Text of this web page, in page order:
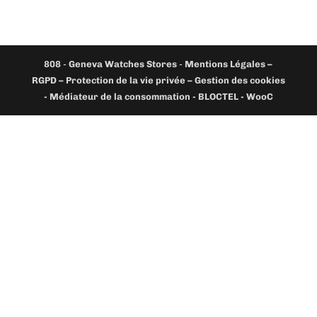
808 -Geneva Watches Stores - Mentions Légales –
RGPD – Protection de la vie privée – Gestion des cookies
- Médiateur de la consommation - BLOCTEL - WooC